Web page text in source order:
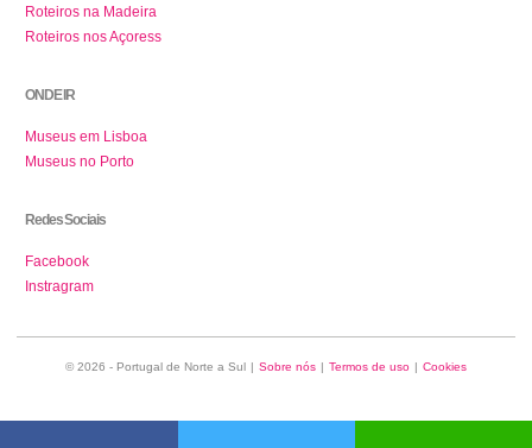
Roteiros na Madeira
Roteiros nos Açoress
ONDE IR
Museus em Lisboa
Museus no Porto
Redes Sociais
Facebook
Instragram
© 2026 - Portugal de Norte a Sul | Sobre nós | Termos de uso | Cookies